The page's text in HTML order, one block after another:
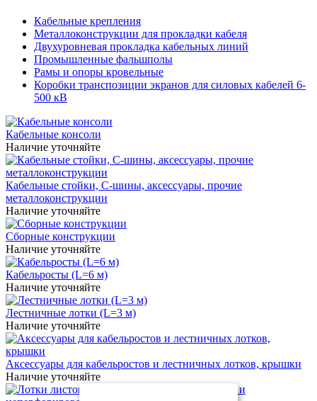
Кабельные крепления
Металлоконструкции для прокладки кабеля
Двухуровневая прокладка кабельных линий
Промышленные фальшполы
Рамы и опоры кровельные
Коробки транспозиции экранов для силовых кабелей 6-
500 кВ
Кабельные консоли
Наличие уточняйте
Кабельные стойки, С-шины, аксессуары, прочие
металлоконструкции
Наличие уточняйте
Сборные конструкции
Наличие уточняйте
Кабельросты (L=6 м)
Наличие уточняйте
Лестничные лотки (L=3 м)
Наличие уточняйте
Аксессуары для кабельростов и лестничных лотков, крышки
Наличие уточняйте